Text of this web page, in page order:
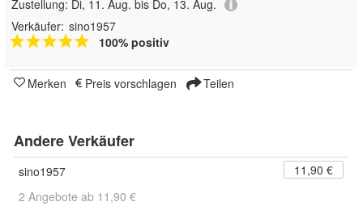
Zustellung: Di, 11. Aug. bis Do, 13. Aug.
Verkäufer: sino1957
100% positiv
Merken Preis vorschlagen Teilen
Andere Verkäufer
sino1957
11,90 €
2 Angebote ab 11,90 €